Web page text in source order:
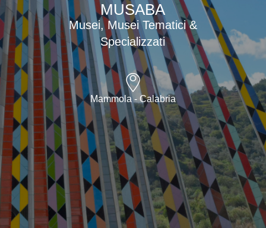
MUSABA
Musei, Musei Tematici &
Specializzati
Mammola - Calabria